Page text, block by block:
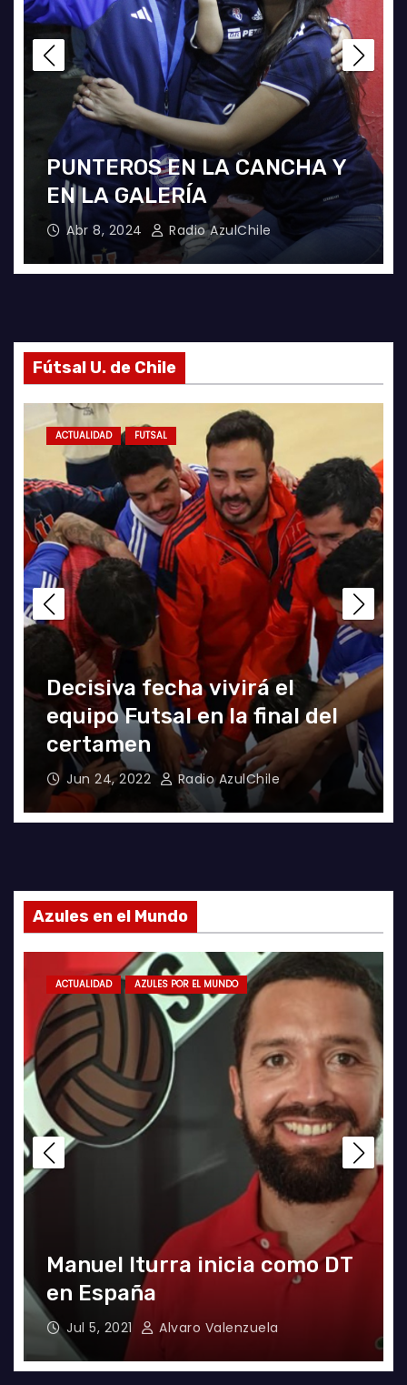
PUNTEROS EN LA CANCHA Y
EN LA GALERÍA
Abr 8, 2024 Radio AzulChile
Fútsal U. de Chile
ACTUALIDAD FUTSAL
Decisiva fecha vivirá el
equipo Futsal en la final del
certamen
Jun 24, 2022 Radio AzulChile
Azules en el Mundo
ACTUALIDAD AZULES POR EL MUNDO
Manuel Iturra inicia como DT
en España
Jul 5, 2021 Alvaro Valenzuela